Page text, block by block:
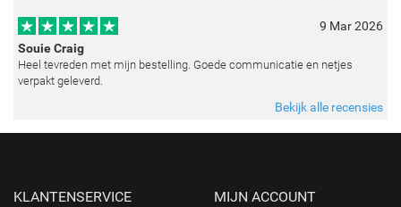
9 Mar 2026
Souie Craig
Heel tevreden met mijn bestelling. Goede communicatie en netjes
verpakt geleverd.
Bekijk alle recensies
KLANTENSERVICE MIJN ACCOUNT